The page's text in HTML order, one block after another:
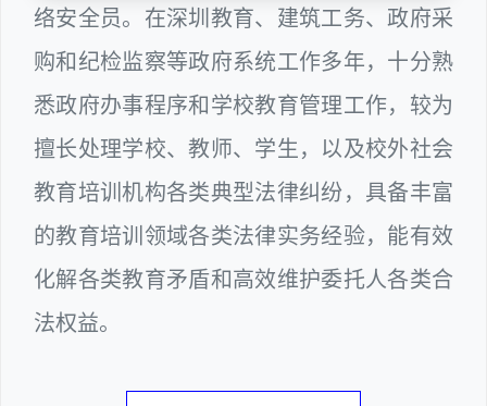
络安全员。在深圳教育、建筑工务、政府采
购和纪检监察等政府系统工作多年，十分熟
悉政府办事程序和学校教育管理工作，较为
擅长处理学校、教师、学生，以及校外社会
教育培训机构各类典型法律纠纷，具备丰富
的教育培训领域各类法律实务经验，能有效
化解各类教育矛盾和高效维护委托人各类合
法权益。